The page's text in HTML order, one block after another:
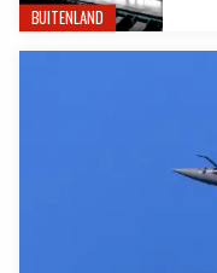
BUITENLAND